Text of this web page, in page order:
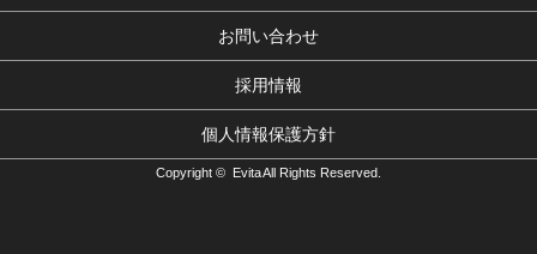
お問い合わせ
採用情報
個人情報保護方針
Copyright © Evita All Rights Reserved.